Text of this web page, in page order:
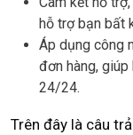
hỗ trợ bạn bất
Áp dụng công
đơn hàng,
24/24.
Trên đây là câu